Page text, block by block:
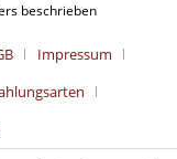
beschrieben
Impressum